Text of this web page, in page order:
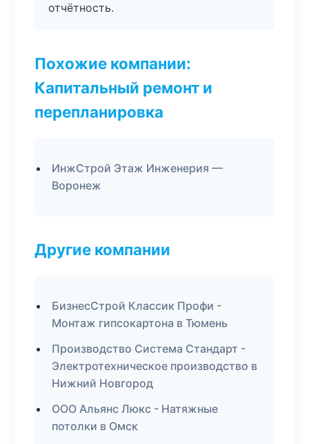
отчётность.
Похожие компании:
Капитальный ремонт и
перепланировка
ИнжСтрой Этаж Инженерия —
Воронеж
Другие компании
БизнесСтрой Классик Профи -
Монтаж гипсокартона в Тюмень
Производство Система Стандарт -
Электротехническое производство в
Нижний Новгород
ООО Альянс Люкс - Натяжные
потолки в Омск